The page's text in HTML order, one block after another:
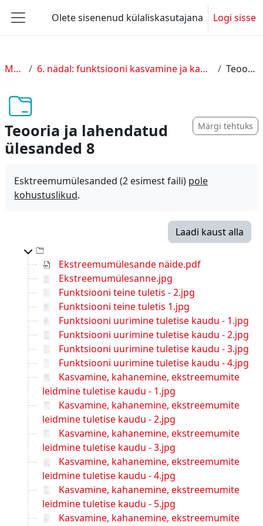
Küljepaneel
Olete sisenenud külaliskasutajana Logi sisse
M-6 (e-õpe), 2026 6. nädal: funktsiooni kasvamine ja kahanemine; teine tuletis; funktsiooni ekstreemumite leidmine teise tuletise kaudu; funktsiooni uurimine (27. aprill - 3. mai 2026) Teooria ja lahendatud ülesanded 8
Teooria ja lahendatud
ülesanded 8
Märgi tehtuks
Esktreemumülesanded (2 esimest faili) pole
kohustuslikud.
Laadi kaust alla
Ekstreemumülesande näide.pdf
Ekstreemumülesanne.jpg
Funktsiooni teine tuletis - 2.jpg
Funktsiooni teine tuletis 1.jpg
Funktsiooni uurimine tuletise kaudu - 1.jpg
Funktsiooni uurimine tuletise kaudu - 2.jpg
Funktsiooni uurimine tuletise kaudu - 3.jpg
Funktsiooni uurimine tuletise kaudu - 4.jpg
Kasvamine, kahanemine, ekstreemumite
leidmine tuletise kaudu - 1.jpg
Kasvamine, kahanemine, ekstreemumite
leidmine tuletise kaudu - 2.jpg
Kasvamine, kahanemine, ekstreemumite
leidmine tuletise kaudu - 3.jpg
Kasvamine, kahanemine, ekstreemumite
leidmine tuletise kaudu - 4.jpg
Kasvamine, kahanemine, ekstreemumite
leidmine tuletise kaudu - 5.jpg
Kasvamine, kahanemine, ekstreemumite